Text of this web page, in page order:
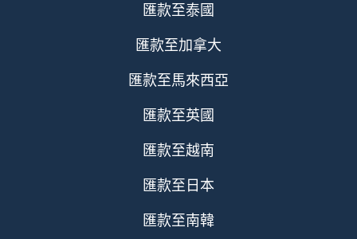
匯款至泰國
匯款至加拿大
匯款至馬來西亞
匯款至英國
匯款至越南
匯款至日本
匯款至南韓